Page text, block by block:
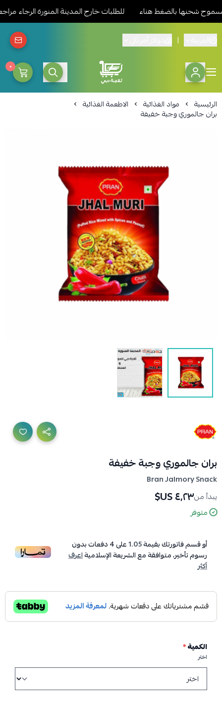
شحنها بالضغط هناء للطلبات خارج المدينة المنورة الرجاء
|
ثلاجة دبي المدينة للمواد
٠
الرئيسية مواد الغذائية الاطعمة الغذائية
بران جالموري وجبة خفيفة
بران جالموري وجبة خفيفة
Bran Jalmory Snack
يبدأ من٤٫٢٣ US$
متوفر
أو قسم فاتورتك بقيمة1.05على4دفعات بدون
رسوم تأخير، متوافقة مع الشريعة الإسلاميةاعرف
أكثر
الكمية*
اختر